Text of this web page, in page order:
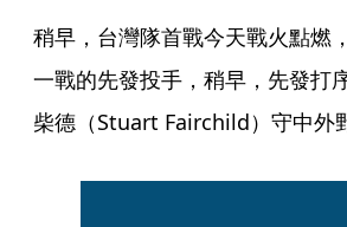
稍早，台灣隊首戰今天戰火點燃
一戰的先發投手，稍早，先發打
柴德（Stuart Fairchild）守中外